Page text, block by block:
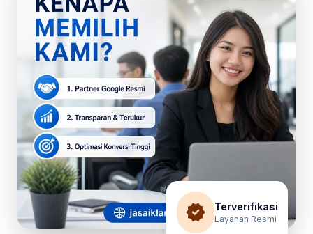
verified Terverifikasi
Layanan Resmi